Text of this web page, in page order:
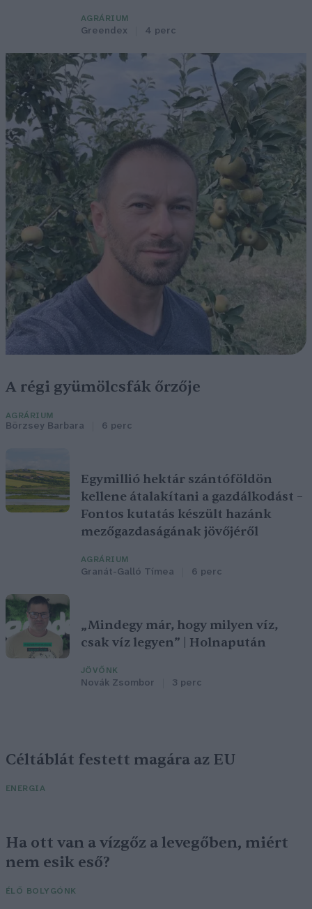
AGRÁRIUM
Greendex 4 perc
A régi gyümölcsfák őrzője
AGRÁRIUM
Börzsey Barbara 6 perc
Egymillió hektár szántóföldön
kellene átalakítani a gazdálkodást –
Fontos kutatás készült hazánk
mezőgazdaságának jövőjéről
AGRÁRIUM
Granát-Galló Tímea 6 perc
„Mindegy már, hogy milyen víz,
csak víz legyen” | Holnapután
JÖVŐNK
Novák Zsombor 3 perc
Céltáblát festett magára az EU
ENERGIA
Ha ott van a vízgőz a levegőben, miért
nem esik eső?
ÉLŐ BOLYGÓNK